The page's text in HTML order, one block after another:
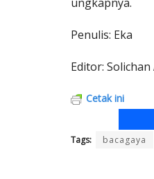
Penulis: Eka
Editor:
Cetak ini
Tags: bacagaya